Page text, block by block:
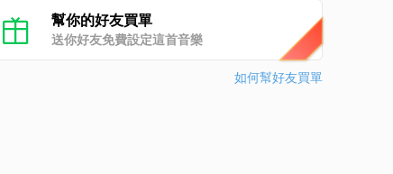
幫你的好友買單
送你好友免費設定這首音樂
如何幫好友買單